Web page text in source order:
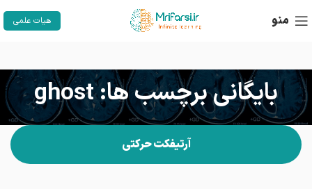
منو هیات علمی
بایگانی برچسب ها: ghost
آرتیفکت حرکتی